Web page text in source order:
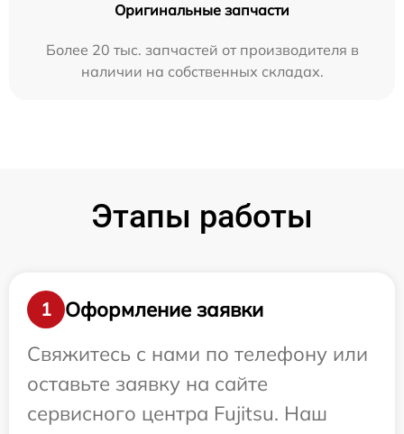
Оригинальные запчасти
Более 20 тыс. запчастей от производителя в
наличии на собственных складах.
Этапы работы
1
Оформление заявки
Свяжитесь с нами по телефону или
оставьте заявку на сайте
сервисного центра Fujitsu. Наш